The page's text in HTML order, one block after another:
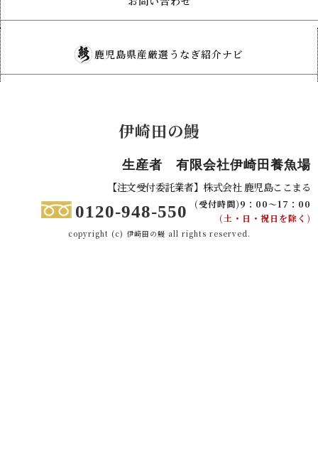
鹿児島県産厳選うなぎ紹介ナビ
伊崎田の鰻
生産者 有限会社伊崎田養魚場
【注文受付委託業者】株式会社 鹿児島ここまる
0120-948-550
(受付時間)9：00～17：00
(土・日・祝日を除く)
copyright (c) 伊崎田の鰻 all rights reserved.